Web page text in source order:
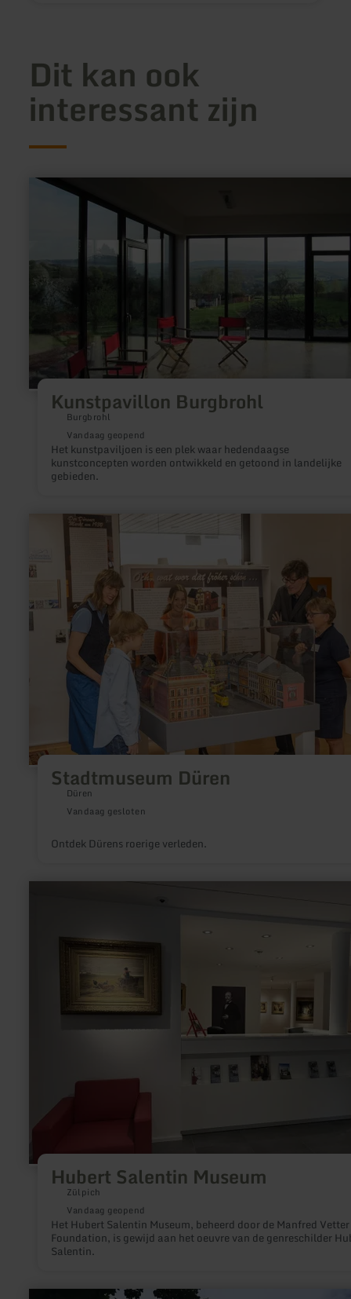
Dit kan ook
interessant zijn
Kunstpavillon Burgbrohl
Burgbrohl
Vandaag geopend
Het kunstpaviljoen is een plek waar hedendaagse
kunstconcepten worden ontwikkeld en getoond in landelijke
gebieden.
meer
informatie
Stadtmuseum Düren
Düren
Vandaag gesloten
Ontdek Dürens roerige verleden.
informatie
Düren
Hubert Salentin Museum
Zülpich
Vandaag geopend
Het Hubert Salentin Museum, beheerd door de Manfred Vetter
Foundation, is gewijd aan het oeuvre van de genreschilder
Salentin.
Salentin
Museum